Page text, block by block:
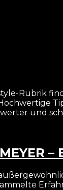
Rubrik
und
–